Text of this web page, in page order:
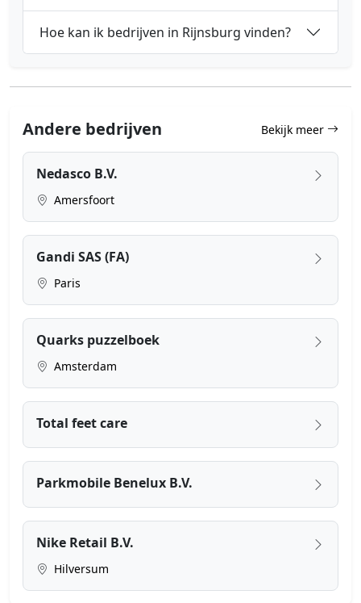
Hoe kan ik bedrijven in Rijnsburg vinden?
Andere bedrijven Bekijk meer
Nedasco B.V.
Amersfoort
Gandi SAS (FA)
Paris
Quarks puzzelboek
Amsterdam
Total feet care
Parkmobile Benelux B.V.
Nike Retail B.V.
Hilversum